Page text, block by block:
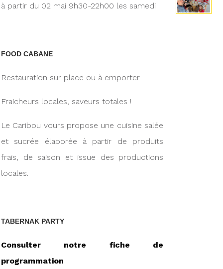
à partir du 02 mai 9h30-22h00 les samedi
FOOD CABANE
Restauration sur place ou à emporter
Fraicheurs locales, saveurs totales !
Le Caribou vours propose une cuisine salée
et sucrée élaborée à partir de produits
frais, de saison et issue des productions
locales.
TABERNAK PARTY
Consulter notre fiche de
programmation